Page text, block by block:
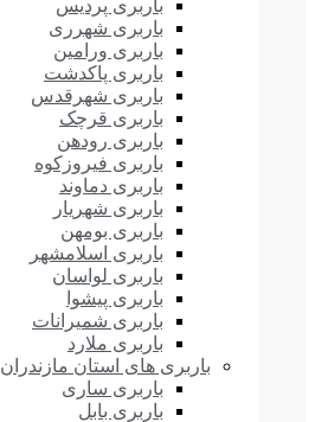
باربری پردیس
باربری شهرری
باربری ورامین
باربری پاکدشت
باربری شهرقدس
باربری قرچک
باربری رودهن
باربری فیروزکوه
باربری دماوند
باربری شهریار
باربری بومهن
باربری اسلامشهر
باربری لواسان
باربری پیشوا
باربری شمیرانات
باربری ملارد
باربری های استان مازندران
باربری ساری
باربری بابل